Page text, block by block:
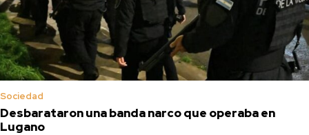
Sociedad
Desbarataron una banda narco que operaba en
Lugano